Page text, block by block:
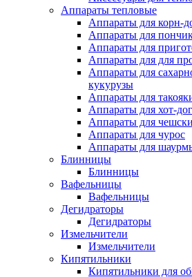
Аппараты тепловые
Аппараты для корн-
Аппараты для
Аппараты для
Аппараты для для
Аппараты для
кукурузы
Аппараты для
Аппараты для хот-
Аппараты для
Аппараты для чурос
Аппараты для
Блинницы
Блинницы
Вафельницы
Вафельницы
Дегидраторы
Дегидраторы
Измельчители
Измельчители
Кипятильники
Кипятильники для